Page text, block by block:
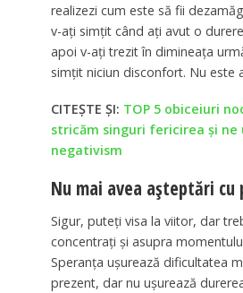
realizezi cum este să fii
v-ați simțit când ați avut o
apoi v-ați trezit în dimineața
simțit niciun disconfort. Nu este
CITEȘTE ȘI: TOP 5 obiceiuri
stricăm singuri fericirea și ne
negativism
Nu mai avea așteptări
Sigur, puteți visa la viitor, dar
concentrați și asupra
Speranța ușurează dificultatea
prezent, dar nu ușurează